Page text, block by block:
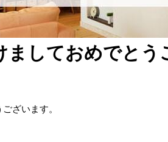
ましておめでとう
ざいます。